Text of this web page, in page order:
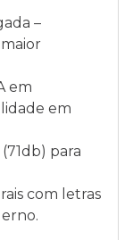
–
em
em
para
com letras